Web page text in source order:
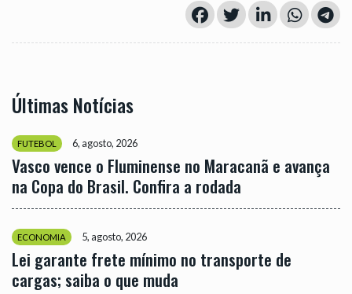
Últimas Notícias
FUTEBOL 6, agosto, 2026
Vasco vence o Fluminense no Maracanã e avança
na Copa do Brasil. Confira a rodada
ECONOMIA 5, agosto, 2026
Lei garante frete mínimo no transporte de
cargas; saiba o que muda